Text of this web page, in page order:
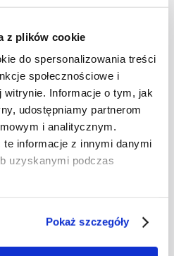
z plików cookie
do spersonalizowania treści
społecznościowe i
Informacje o tym, jak
udostępniamy partnerom
i analitycznym.
te informacje z innymi danymi
uzyskanymi podczas
Pokaż szczegóły